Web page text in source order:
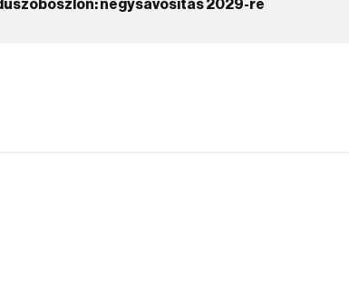
négysávosítás 2029-re